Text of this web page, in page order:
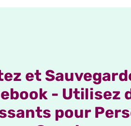
et
- Utilisez
pour